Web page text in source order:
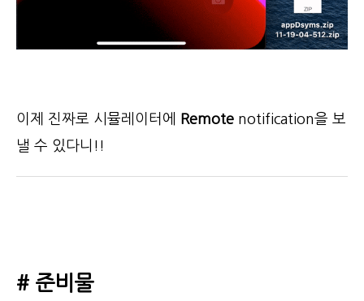
이제 진짜로 시뮬레이터에 Remote notification을 보
낼 수 있다니!!
# 준비물